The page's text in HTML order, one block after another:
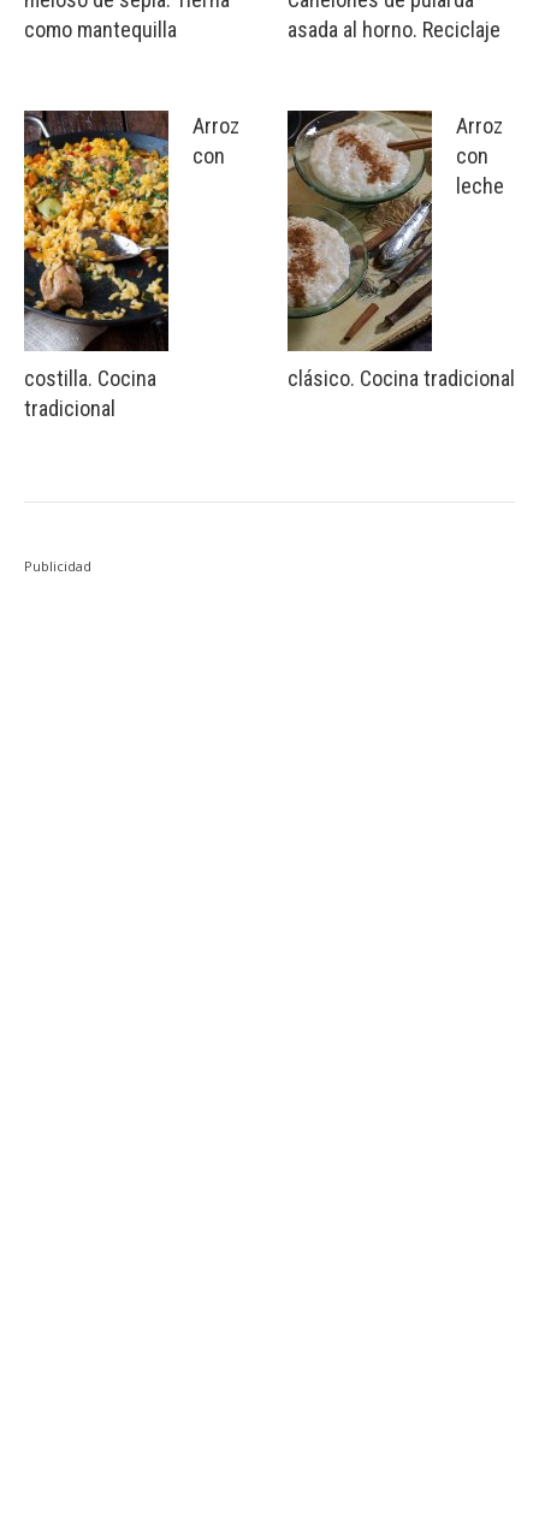
como mantequilla
Arroz
con
costilla. Cocina
tradicional
asada al horno. Reciclaje
Arroz
con
leche
clásico. Cocina tradicional
Publicidad